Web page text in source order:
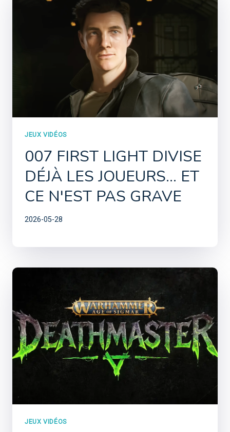
JEUX VIDÉOS
007 FIRST LIGHT DIVISE
DÉJÀ LES JOUEURS... ET
CE N'EST PAS GRAVE
2026-05-28
JEUX VIDÉOS